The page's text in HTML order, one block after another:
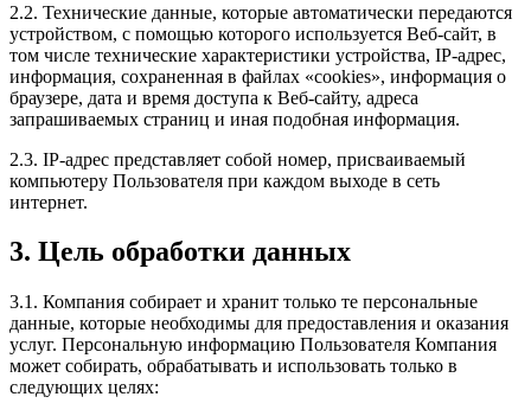
2.2. Технические данные, которые автоматически передаются
устройством, с помощью которого используется Веб-сайт, в
том числе технические характеристики устройства, IP-адрес,
информация, сохраненная в файлах «cookies», информация о
браузере, дата и время доступа к Веб-сайту, адреса
запрашиваемых страниц и иная подобная информация.
2.3. IP-адрес представляет собой номер, присваиваемый
компьютеру Пользователя при каждом выходе в сеть
интернет.
3. Цель обработки данных
3.1. Компания собирает и хранит только те персональные
данные, которые необходимы для предоставления и оказания
услуг. Персональную информацию Пользователя Компания
может собирать, обрабатывать и использовать только в
следующих целях: